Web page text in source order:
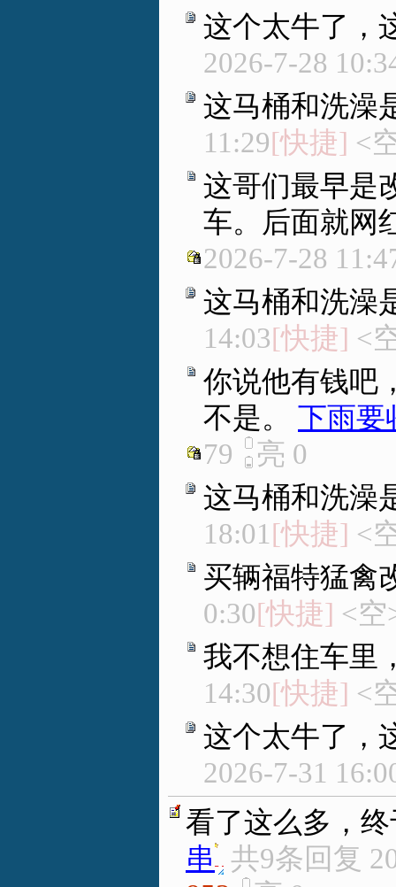
这个太牛了，
2026-7-28
这马桶和洗澡
11:29[快捷] <
这哥们最早是
车。后面就网
2026-7-28
这马桶和洗澡
14:03[快捷] <
你说他有钱吧
不是。
下雨要
79
亮 0
这马桶和洗澡
18:01 [快捷] <
买辆福特猛禽
0:30[快捷] <
我不想住车里
14:30[快捷] <
这个太牛了，
2026-7-31
看了这么多，
串. 共9条回复